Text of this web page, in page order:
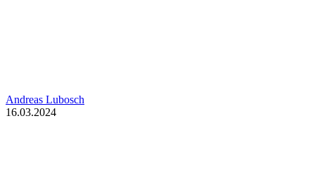
Andreas Lubosch
16.03.2024